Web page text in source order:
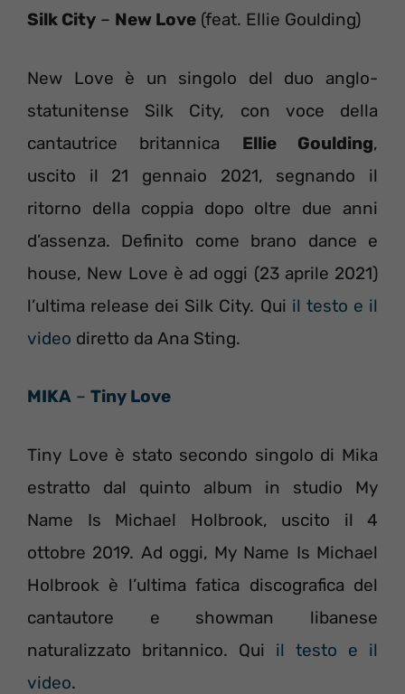
Silk City – New Love (feat. Ellie Goulding)
New Love è un singolo del duo anglo-
statunitense Silk City, con voce della
cantautrice britannica Ellie Goulding,
uscito il 21 gennaio 2021, segnando il
ritorno della coppia dopo oltre due anni
d’assenza. Definito come brano dance e
house, New Love è ad oggi (23 aprile 2021)
l’ultima release dei Silk City. Qui il testo e il
video diretto da Ana Sting.
MIKA – Tiny Love
Tiny Love è stato secondo singolo di Mika
estratto dal quinto album in studio My
Name Is Michael Holbrook, uscito il 4
ottobre 2019. Ad oggi, My Name Is Michael
Holbrook è l’ultima fatica discografica del
cantautore e showman libanese
naturalizzato britannico. Qui il testo e il
video.